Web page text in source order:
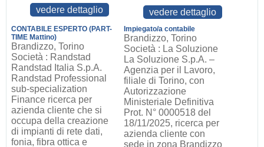
vedere dettaglio
vedere dettaglio
CONTABILE ESPERTO (PART-
TIME Mattino)
Brandizzo, Torino
Società : Randstad
Randstad Italia S.p.A.
Randstad Professional
sub-specialization
Finance ricerca per
azienda cliente che si
occupa della creazione
di impianti di rete dati,
fonia, fibra ottica e
Impiegato/a contabile
Brandizzo, Torino
Società : La Soluzione
La Soluzione S.p.A. –
Agenzia per il Lavoro,
filiale di Torino, con
Autorizzazione
Ministeriale Definitiva
Prot. N° 0000518 del
18/11/2025, ricerca per
azienda cliente con
sede in zona Brandizzo